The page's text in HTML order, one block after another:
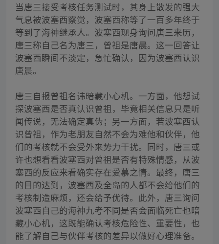
当唐三接受考核任务测试时，其身上散发的强大
气息被波塞西察觉，波塞西称等了一百多年终于
等到了海神继承人。波塞西现身询问唐三来历，
唐三称自己名为唐三，曾祖是唐晨。这一回答让
波塞西瞬间不淡定，急忙确认，因为波塞西认识
唐晨。
唐三自报曾祖名讳暗藏小心机。一方面，他想试
探波塞西是否真认识曾祖，毕竟相关信息只是听
闻传说，无法确定真伪；另一方面，若波塞西认
识曾祖，作为老朋友自然不会为难他和伙伴，他
们的考核就不会受外来势力干扰。同时，唐三或
许也想看看波塞西对曾祖是否有特殊情感，从波
塞西的反应来看确实存在爱慕之情。最终，唐三
的目的达到，波塞西及全岛的人都不会给他们的
考核制造麻烦，还会给予优待。此外，唐三询问
波塞西自己的海神九考不同是否会面临死亡也暗
藏小心机，这既能确认考核危险性、重要性，也
能了解自己与伙伴考核的差异以做好心理准备。